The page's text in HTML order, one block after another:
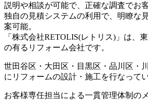
説明や相談が可能で、正確な調査でお
独自の見積システムの利用で、明瞭な
案可能。
「株式会社RETOLIS(レトリス)」は、
の有るリフォーム会社です。
世田谷区・大田区・目黒区・品川区・
にリフォームの設計・施工を行なってい
お客様専任担当による一貫管理体制の